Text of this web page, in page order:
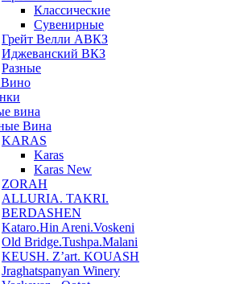
Классические
Сувенирные
Грейт Велли АВКЗ
Иджеванский ВКЗ
Разные
Вино
вина
Вина
KARAS
Karas
Karas New
ZORAH
ALLURIA. TAKRI.
BERDASHEN
Kataro.Hin Areni.Voskeni
Old Bridge.Tushpa.Malani
KEUSH. Z’art. KOUASH
Jraghatspanyan Winery